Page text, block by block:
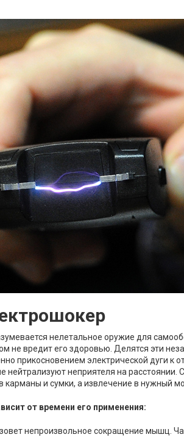
нелетальное оружие для
не вредит его здоровью. Делятся эти
прикосновением электрической дуги к
нейтрализуют неприятеля на
и сумки, а извлечение в нужный
от времени его применения:
непроизвольное сокращение мышц.